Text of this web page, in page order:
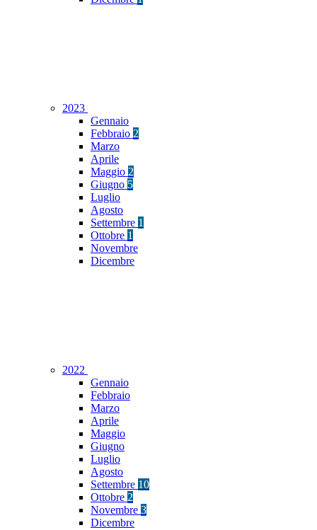
2023
Gennaio
Febbraio 2
Marzo
Aprile
Maggio 2
Giugno 5
Luglio
Agosto
Settembre 1
Ottobre 1
Novembre
Dicembre
2022
Gennaio
Febbraio
Marzo
Aprile
Maggio
Giugno
Luglio
Agosto
Settembre 10
Ottobre 2
Novembre 3
Dicembre